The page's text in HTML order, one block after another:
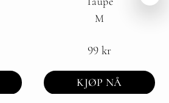
M
99 kr
KJØP NÅ